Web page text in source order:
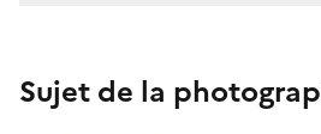
Sujet de la